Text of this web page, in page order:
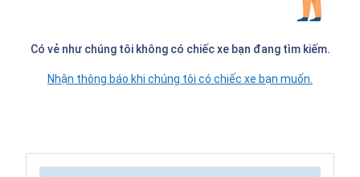
Có vẻ như chúng tôi không có chiếc xe bạn đang tìm kiếm.
Nhận thông báo khi chúng tôi có chiếc xe bạn muốn.